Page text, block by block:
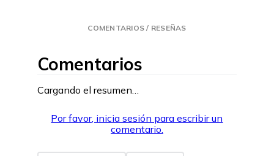
COMENTARIOS / RESEÑAS
Comentarios
Cargando el resumen…
Por favor, inicia sesión para escribir un
comentario.